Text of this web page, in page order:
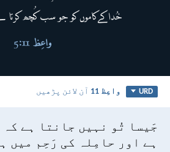
URD واعِظ 11 آن لائن پڑھیں
جَیسا تُو نہیں جانتا ہے کہ
ہے اور حامِلہ کی رَحِم میں